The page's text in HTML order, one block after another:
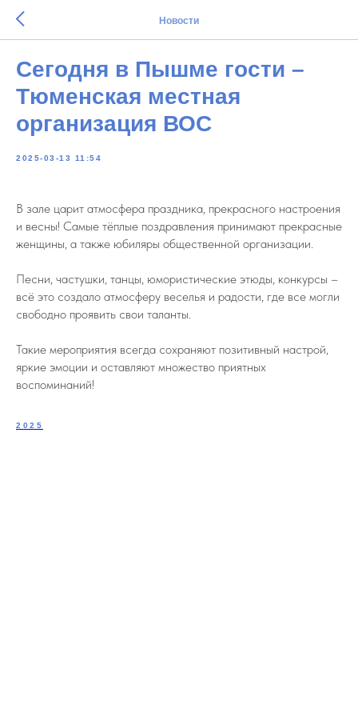
Новости
Сегодня в Пышме гости –
Тюменская местная
организация ВОС
2025-03-13 11:54
В зале царит атмосфера праздника, прекрасного настроения
и весны! Самые тёплые поздравления принимают прекрасные
женщины, а также юбиляры общественной организации.
Песни, частушки, танцы, юмористические этюды, конкурсы –
всё это создало атмосферу веселья и радости, где все могли
свободно проявить свои таланты.
Такие мероприятия всегда сохраняют позитивный настрой,
яркие эмоции и оставляют множество приятных
воспоминаний!
2025